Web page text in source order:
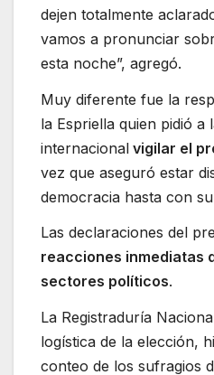
dejen totalmente
vamos a pronunciar
esta noche”, agregó.
Muy diferente fue la
la Espriella quien pidió a
internacional vigilar el
vez que aseguró estar
democracia hasta con
Las declaraciones del
reacciones inmediatas
sectores políticos.
La Registraduría
logística de la elección,
conteo de los sufragios